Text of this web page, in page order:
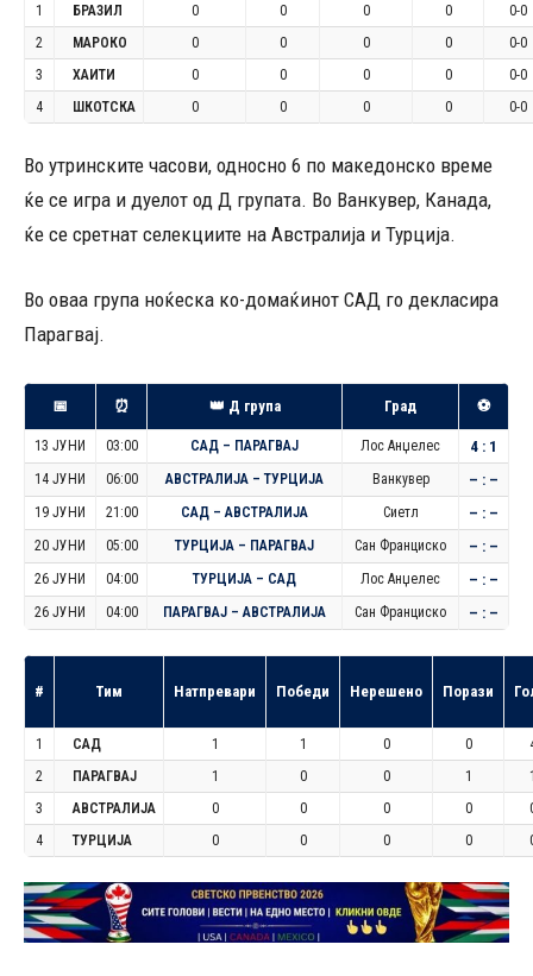
1 БРАЗИЛ 0 0 0 0
0-0
2
МАРОКО 0 0 0 0
0-0
3
ХАИТИ 0 0 0 0
0-0
4
ШКОТСКА 0 0 0 0 0-0
Во утринските часови, односно 6 по македонско време
ќе се игра и дуелот од Д групата. Во Ванкувер, Канада,
ќе се сретнат селекциите на Австралија и Турција.
Во оваа група ноќеска ко-домаќинот САД го декласира
Парагвај.
📅 ⏰ 👑 Д група Град ⚽
13 ЈУНИ 03:00 САД – ПАРАГВАЈ Лос Анџелес 4 : 1
14 ЈУНИ 06:00 АВСТРАЛИЈА – ТУРЦИЈА Ванкувер – : –
19 ЈУНИ 21:00 САД – АВСТРАЛИЈА Сиетл – : –
20 ЈУНИ 05:00 ТУРЦИЈА – ПАРАГВАЈ Сан Франциско – : –
26 ЈУНИ 04:00 ТУРЦИЈА – САД Лос Анџелес – : –
26 ЈУНИ 04:00 ПАРАГВАЈ – АВСТРАЛИЈА Сан Франциско – : –
# Тим Натпревари Победи Нерешено Порази
1 САД 1 1 0 0
2
ПАРАГВАЈ 1 0 0 1
3
АВСТРАЛИЈА 0 0 0 0
4
ТУРЦИЈА 0 0 0 0